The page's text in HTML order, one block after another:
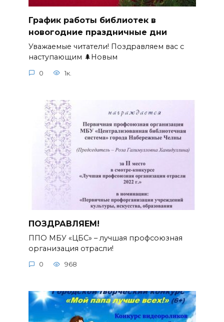
График работы библиотек в
новогодние праздничные дни
Уважаемые читатели! Поздравляем вас с
наступающим 🌲Новым
0 1к.
ПОЗДРАВЛЯЕМ!
ППО МБУ «ЦБС» – лучшая профсоюзная
организация отрасли!
0 968